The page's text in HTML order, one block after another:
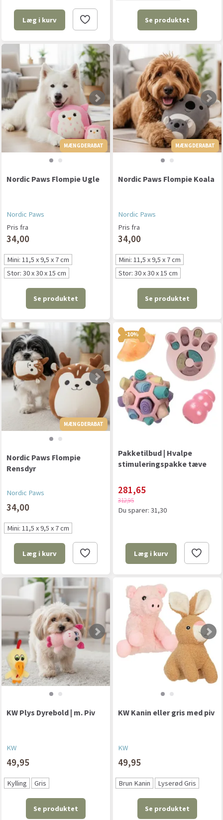
Læg i kurv Se produktet
MÆNGDERABAT MÆNGDERABAT
Nordic Paws Flompie Ugle
Nordic Paws
Pris fra
34,00
Mini: 11,5 x 9,5 x 7 cm
Stor: 30 x 30 x 15 cm
Se produktet
MÆNGDERABAT
Nordic Paws Flompie Koala
Nordic Paws
Pris fra
34,00
Mini: 11,5 x 9,5 x 7 cm
Stor: 30 x 30 x 15 cm
Se produktet
MÆNGDERABAT MÆNGDERABAT
Nordic Paws Flompie
Rensdyr
Nordic Paws
34,00
Mini: 11,5 x 9,5 x 7 cm
Læg i kurv
-10%
Pakketilbud | Hvalpe
stimuleringspakke tæve
281,65
312,95
Du sparer: 31,30
Læg i kurv
KW Plys Dyrebold | m. Piv
KW
49,95
Kylling Gris
Se produktet
KW Kanin eller gris med piv
KW
49,95
Brun Kanin Lyserød Gris
Se produktet